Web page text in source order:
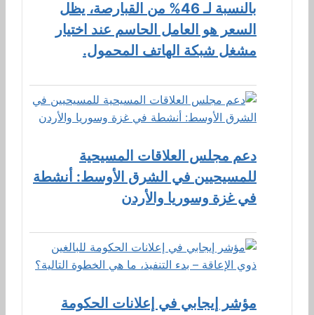
بالنسبة لـ 46% من القبارصة، يظل
السعر هو العامل الحاسم عند اختيار
مشغل شبكة الهاتف المحمول.
دعم مجلس العلاقات المسيحية
للمسيحيين في الشرق الأوسط: أنشطة
في غزة وسوريا والأردن
مؤشر إيجابي في إعلانات الحكومة